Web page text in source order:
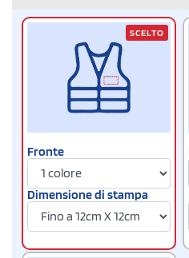
Fronte
Dimensione di stampa
SCELTO